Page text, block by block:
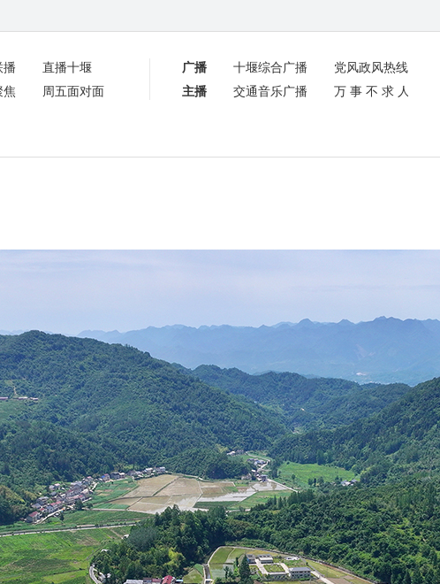
播
直播十堰
焦 周五面对面
广播 十堰综合广播
党风政风热线
主播
交通音乐广播 万事不求人